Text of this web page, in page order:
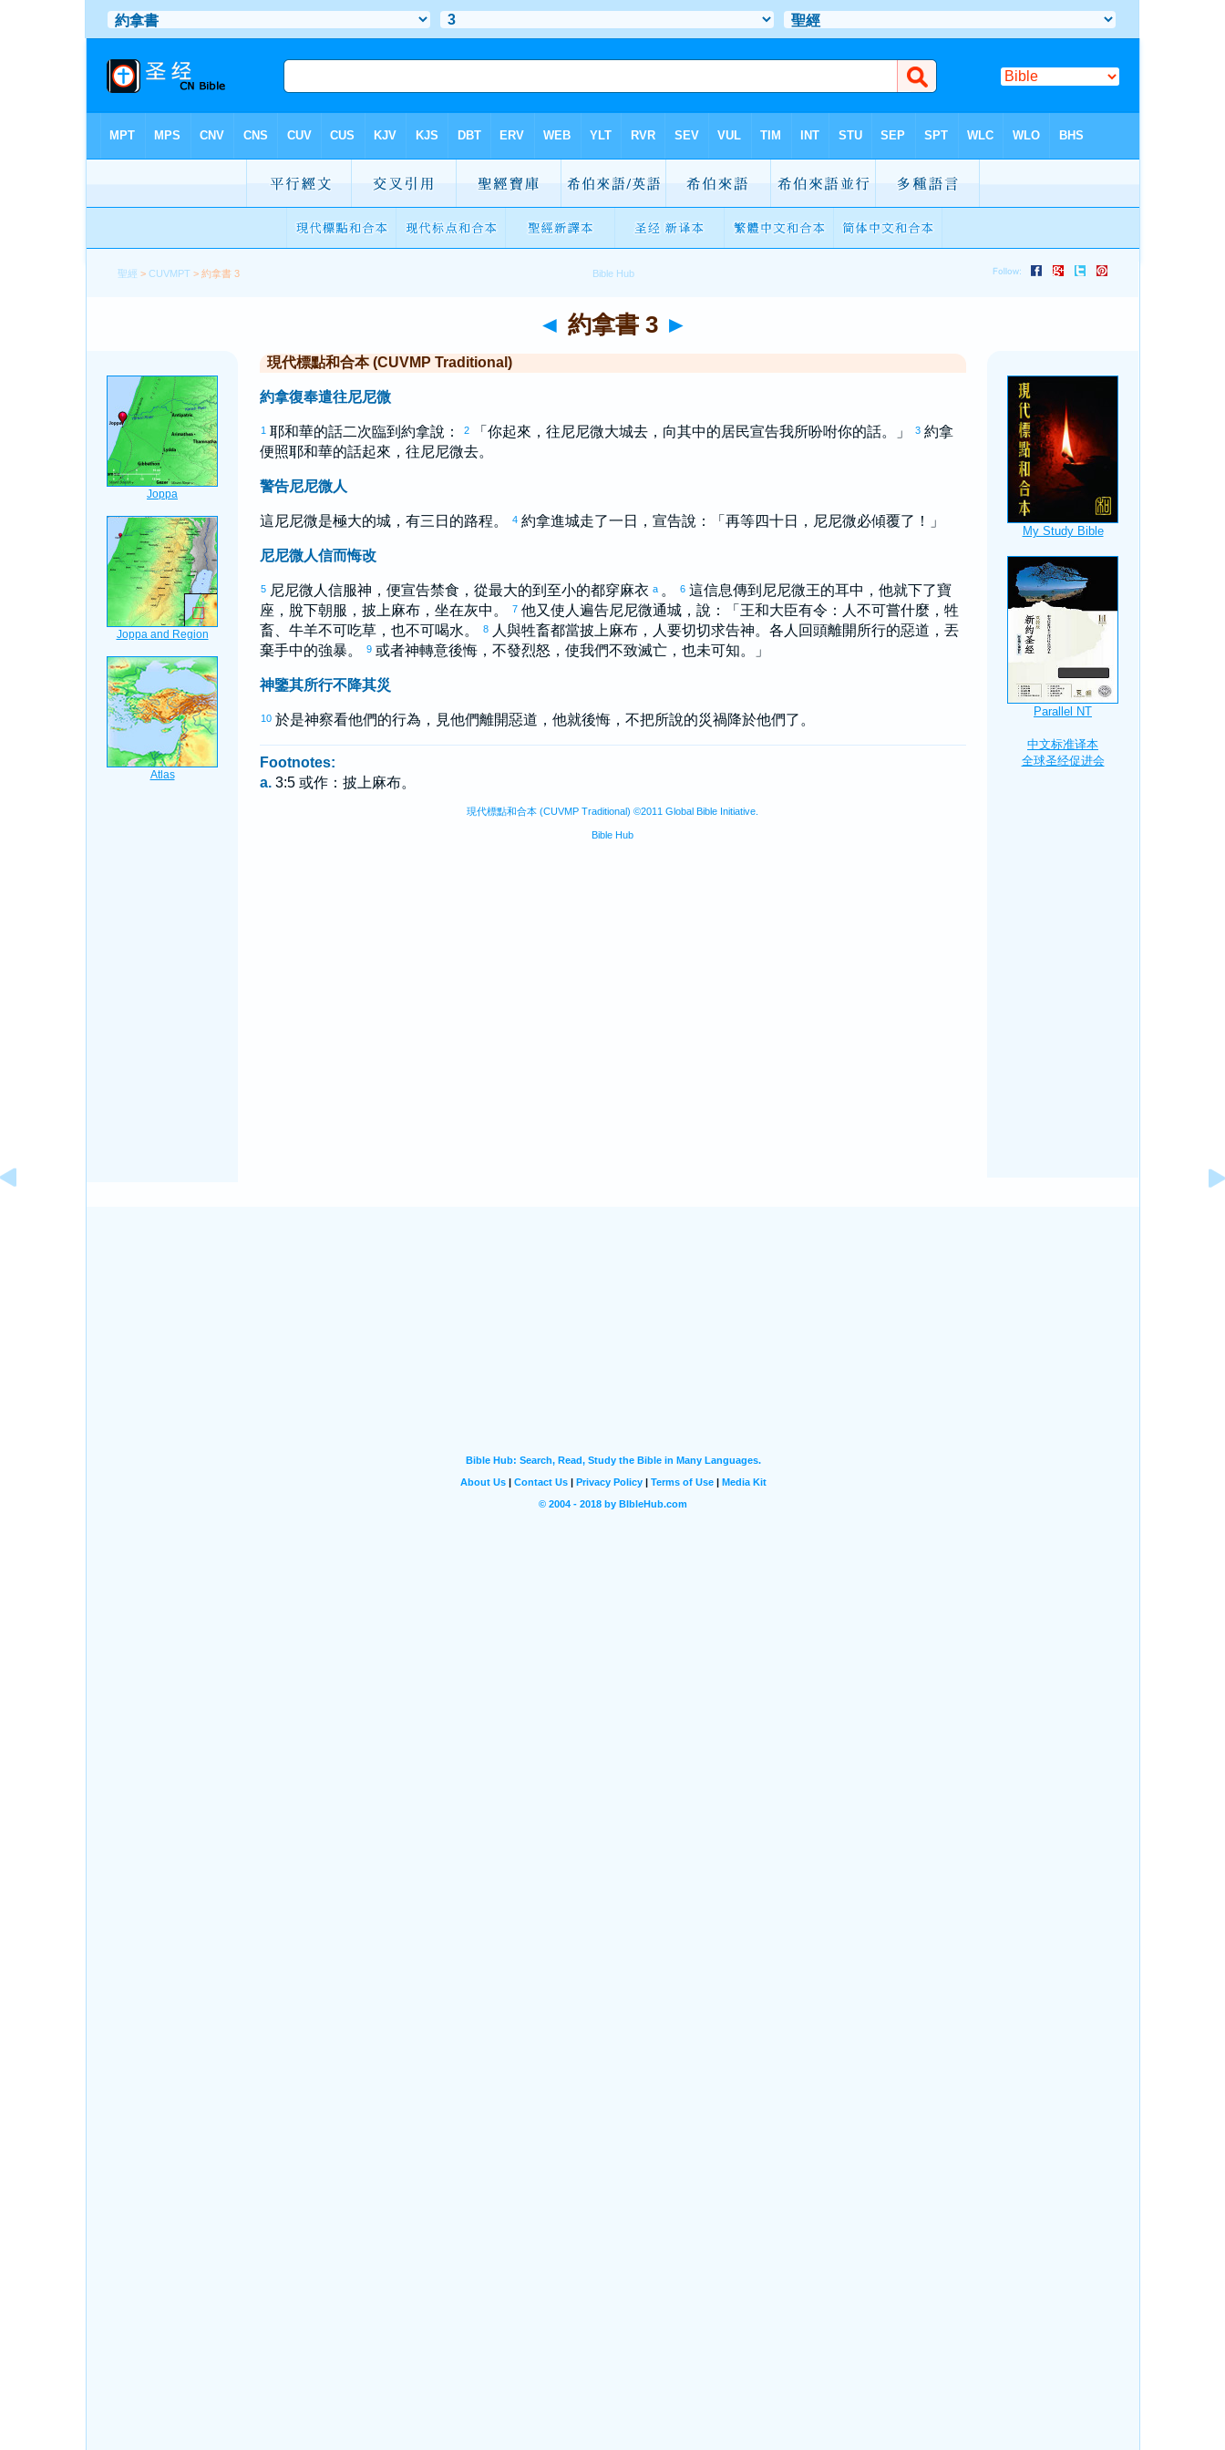
聖經 >CUVMPT > 約拿書 3
◄ 約拿書 3 ►
現代標點和合本 (CUVMP Traditional)
約拿復奉遣往尼尼微
1 耶和華的話二次臨到 約拿說： 2 「你起來，往尼尼微大城去，向其中的居民宣告我所吩咐你的話。」 3 約拿
便照耶和華的話起來，往尼尼微去。
警告尼尼微人
這尼尼微是極大的城，有三日的路程。 4 約拿進城走了一日，宣告說：「再等四十日， 尼尼微必傾覆了！」
尼尼微人信而悔改
5 尼尼微 人信服神，便宣告禁食，從最大的到至小的都穿麻衣 a 。 6 這信息傳到 尼尼微王的耳中，他就下了寶
座，脫下朝服，披上麻布，坐在灰中。
7 他又使人遍告尼尼微通城，說：「王和大臣有令：人不可嘗什麼，牲
畜、牛羊不可吃草，也不可喝水。
8 人與牲畜都當披上麻布，人要切切求告神。各人回頭離開所行的惡道，丟
棄手中的強暴。
9 或者神轉意後悔，不發烈怒，使我們不致滅亡，也未可知。」
神鑒其所行不降其災
10 於是神察看他們的行為，見他們離開惡道，他就後悔，不把所說的災禍降於他們了。
Footnotes:
a. 3:5 或作：披上麻布。
現代標點和合本 (CUVMP Traditional) ©2011 Global Bible Initiative.
Bible Hub